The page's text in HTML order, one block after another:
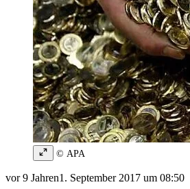
© APA
vor 9 Jahren1. September 2017 um 08:50